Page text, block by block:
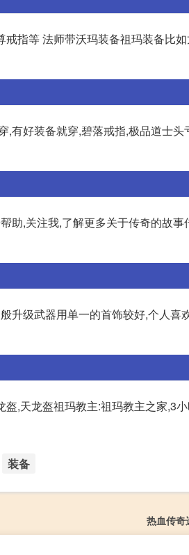
指等 法师带沃玛装备祖玛装备比
有好装备就穿,碧落戒指,极品道士头
助,关注我,了解更多关于传奇的故事
升级武器用单一的首饰较好,个人喜
,天龙盔祖玛教主:祖玛教主之家,3
装备
热血传奇